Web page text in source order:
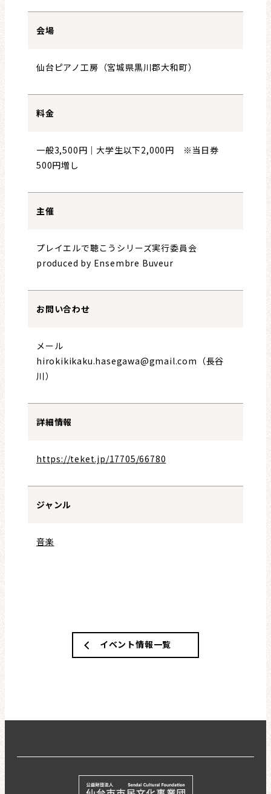
会場
仙台ピアノ工房（宮城県黒川郡大和町）
料金
一般3,500円｜大学生以下2,000円 ※当日券
500円増し
主催
プレイエルで聴こうシリーズ実行委員会
produced by Ensembre Buveur
お問い合わせ
メール
hirokikikaku.hasegawa@gmail.com（長谷
川）
詳細情報
https://teket.jp/17705/66780
ジャンル
音楽
イベント情報一覧